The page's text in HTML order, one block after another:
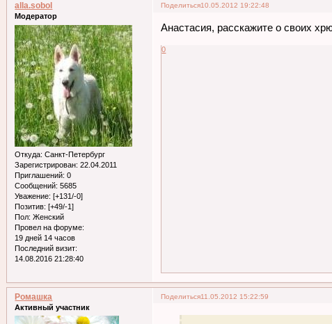
Поделиться10.05.2012 19:22:48
alla.sobol
Модератор
Откуда: Санкт-Петербург
Зарегистрирован: 22.04.2011
Приглашений: 0
Сообщений: 5685
Уважение: [+131/-0]
Позитив: [+49/-1]
Пол: Женский
Провел на форуме:
19 дней 14 часов
Последний визит:
14.08.2016 21:28:40
Анастасия, расскажите о своих
0
Поделиться11.05.2012 15:22:59
Ромашка
Активный участник